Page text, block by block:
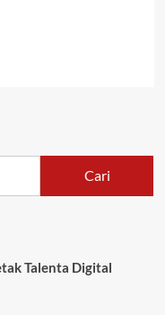
Cari
Talenta Digital